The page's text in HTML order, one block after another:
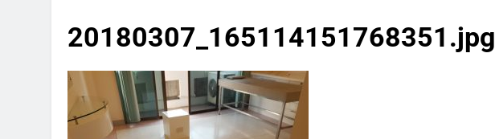
20180307_165114151768351.jpg